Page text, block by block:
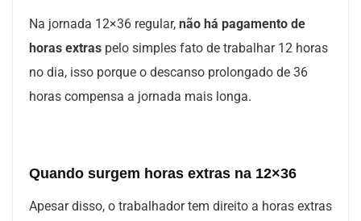
Na jornada 12×36 regular, não há pagamento de
horas extras pelo simples fato de trabalhar 12 horas
no dia, isso porque o descanso prolongado de 36
horas compensa a jornada mais longa.
Quando surgem horas extras na 12×36
Apesar disso, o trabalhador tem direito a horas extras